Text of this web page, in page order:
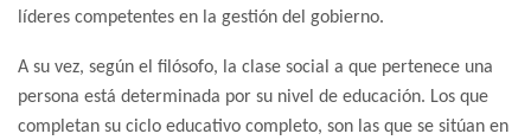
líderes competentes en la gestión del gobierno.
A su vez, según el filósofo, la clase social a que pertenece una
persona está determinada por su nivel de educación. Los que
completan su ciclo educativo completo, son las que se sitúan en